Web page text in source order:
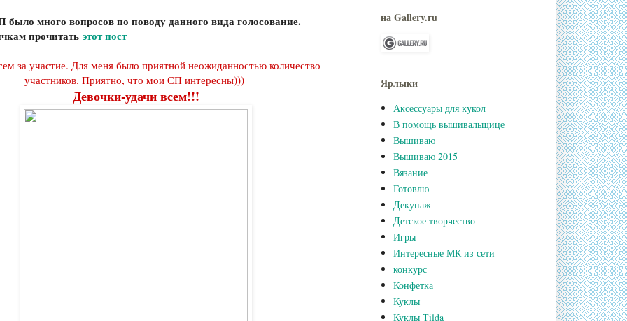
много вопросов по поводу данного вида голосование.
прочитать этот пост
за участие. Для меня было приятной неожиданностью количество
участников. Приятно, что мои СП интересны)))
Девочки-удачи всем!!!
на Gallery.ru
Ярлыки
Аксессуары для кукол
В помощь вышивальщице
Вышиваю
Вышиваю 2015
Вязание
Готовлю
Декупаж
Детское творчество
Игры
Интересные МК из сети
конкурс
Конфетка
Куклы
Куклы Tilda